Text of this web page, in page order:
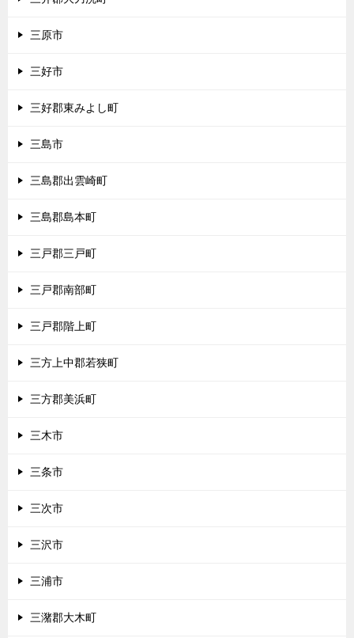
三原市
三好市
三好郡東みよし町
三島市
三島郡出雲崎町
三島郡島本町
三戸郡三戸町
三戸郡南部町
三戸郡階上町
三方上中郡若狭町
三方郡美浜町
三木市
三条市
三次市
三沢市
三浦市
三潴郡大木町